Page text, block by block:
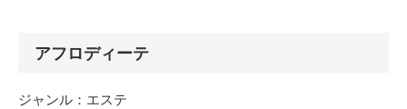
アフロディーテ
ジャンル：エステ